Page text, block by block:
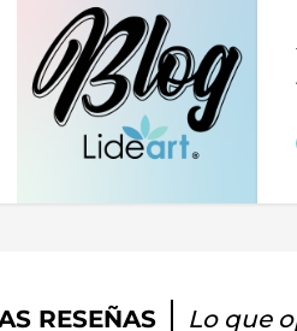
RESEÑAS Lo que